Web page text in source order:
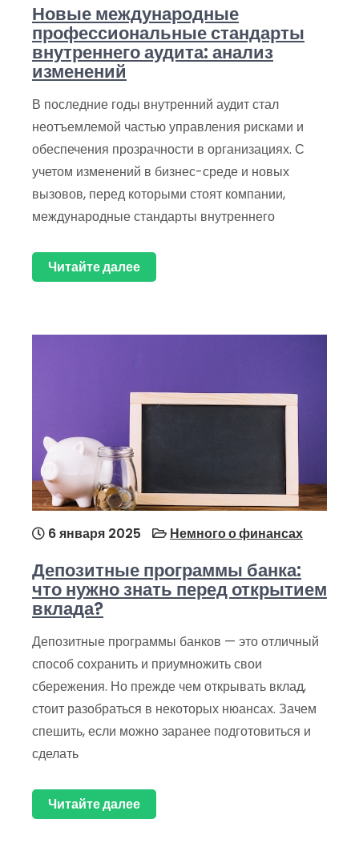
Новые международные
профессиональные стандарты
внутреннего аудита: анализ
изменений
В последние годы внутренний аудит стал
неотъемлемой частью управления рисками и
обеспечения прозрачности в организациях. С
учетом изменений в бизнес-среде и новых
вызовов, перед которыми стоят компании,
международные стандарты внутреннего
Читайте далее
6 января 2025 Немного о финансах
Депозитные программы банка:
что нужно знать перед открытием
вклада?
Депозитные программы банков — это отличный
способ сохранить и приумножить свои
сбережения. Но прежде чем открывать вклад,
стоит разобраться в некоторых нюансах. Зачем
спешить, если можно заранее подготовиться и
сделать
Читайте далее